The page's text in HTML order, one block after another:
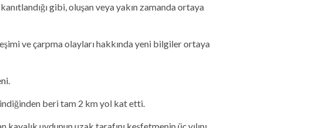
gibi, oluşan veya yakın zamanda ortaya
ve çarpma olayları hakkında yeni bilgiler ortaya
.
indiğinden beri tam 2 km yol kat etti.